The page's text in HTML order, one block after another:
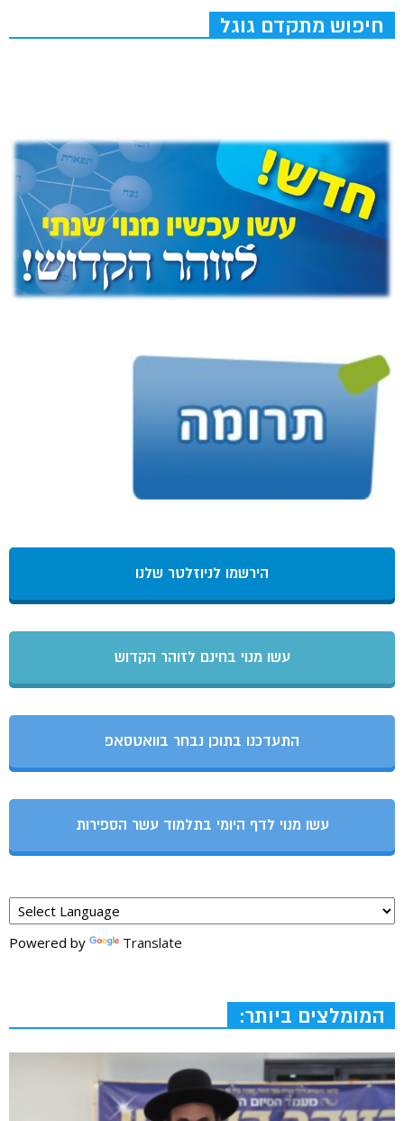
חיפוש מתקדם גוגל
הירשמו לניוזלטר שלנו
עשו מנוי בחינם לזוהר הקדוש
התעדכנו בתוכן נבחר בוואטסאפ
עשו מנוי לדף היומי בתלמוד עשר הספירות
Powered by Translate
המומלצים ביותר: